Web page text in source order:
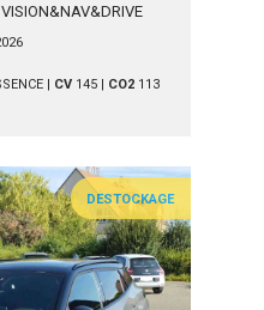
| CV 145| CO2 113
DESTOCKAGE